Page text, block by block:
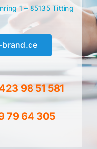
1 – 85135 Titting
brand.de
98 51 581
79 64 305